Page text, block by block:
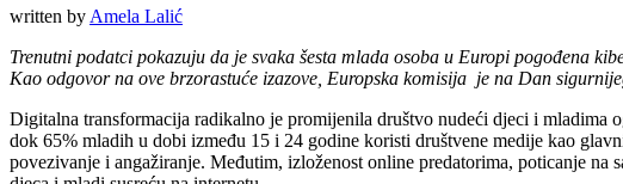
written by Amela Lalić
Trenutni podatci pokazuju da je svaka šesta mlada osoba u Europi pogođena
Kao odgovor na ove brzorastuće izazove, Europska komisija je na Dan
Digitalna transformacija radikalno je promijenila društvo nudeći djeci i
dok 65% mladih u dobi između 15 i 24 godine koristi društvene medije kao
povezivanje i angažiranje. Međutim, izloženost online predatorima, poticanje